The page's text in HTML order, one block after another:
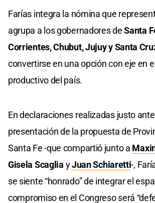
Farías integra la nómina que
agrupa a los gobernadores deSanta
Corrientes, Chubut, Jujuy y Santa
convertirse en una opción con eje en
productivo del país.
En declaraciones realizadas justo
presentación de la propuesta de
Santa Fe -que compartió junto a
Gisela Scaglia yJuan Schiaretti-,
se siente “honrado” de integrar el
compromiso en el Congreso será